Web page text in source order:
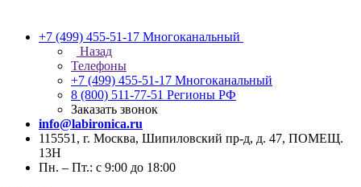
+7 (499) 455-51-17 Многоканальный
Назад
Телефоны
+7 (499) 455-51-17 Многоканальный
8 (800) 511-77-51 Регионы РФ
Заказать звонок
info@labironica.ru
115551, г. Москва, Шипиловский пр-д, д. 47, ПОМЕЩ.
13Н
Пн. – Пт.: с 9:00 до 18:00